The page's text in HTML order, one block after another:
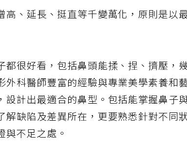
高、延長、挺直等千變萬化，原則是以
都很好看，包括鼻頭能揉、捏、擠壓，
外科醫師豐富的經驗與專業美學素養和
設計出最適合的鼻型。包括能掌握鼻子
解缺陷及差異所在，更要熟悉針對不同
不足之處。